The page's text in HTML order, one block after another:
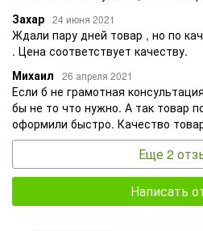
Захар 24 июня 2021
Ждали пару дней товар , но по
. Цена соответствует качеству.
Михаил
26 апреля 2021
Если б не грамотная
бы не то что нужно. А так товар
оформили быстро. Качество
Еще 2
Написать